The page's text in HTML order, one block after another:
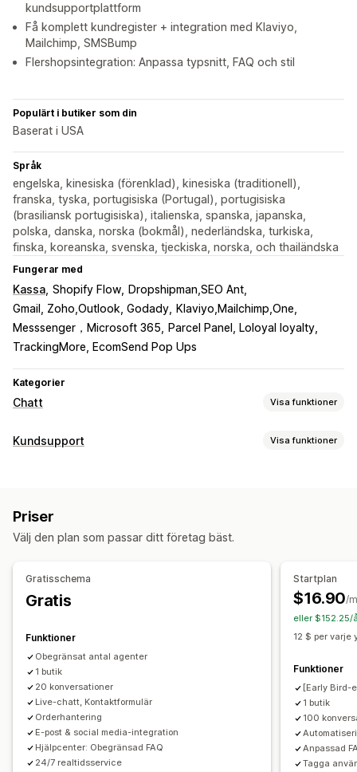
kundsupportplattform
Få komplett kundregister + integration med Klaviyo,
Mailchimp, SMSBump
Flershopsintegration: Anpassa typsnitt, FAQ och stil
Populärt i butiker som din
Baserat i USA
Språk
engelska, kinesiska (förenklad), kinesiska (traditionell),
franska, tyska, portugisiska (Portugal), portugisiska
(brasiliansk portugisiska), italienska, spanska, japanska,
polska, danska, norska (bokmål), nederländska, turkiska,
finska, koreanska, svenska, tjeckiska, norska, och thailändska
Fungerar med
Kassa Shopify Flow
Dropshipman,SEO Ant
Gmail, Zoho,Outlook, Godady
Klaviyo,Mailchimp,One
Messsenger，Microsoft 365
Parcel Panel, Loloyal loyalty
TrackingMore, EcomSend Pop Ups
Kategorier
Chatt Visa funktioner
Meddelanden i realtid
Kundinsikter
Vanliga frågor (FAQ)
Produktrekommendationer
Korsförsäljning
Anpassning
Färg och teckensnitt
Chattfönster Öppettider
Chattknappar Taggning
Chattflöden
Agent avatar
Kundsupport Visa funktioner
Hjälpcenter
Taggning
Flera butiker
Priser
Välj den plan som passar ditt företag bäst.
Gratisschema
Gratis
Funktioner
Obegränsat antal agenter
1 butik
20 konversationer
Live-chatt, Kontaktformulär
Orderhantering
E-post & social media-integration
Hjälpcenter: Obegränsad FAQ
24/7 realtidsservice
Startplan
$16.90/
eller $152.25/
12 $ per varje
Funktioner
[Early Bird-
1 butik
100
Anpassad
Tagga